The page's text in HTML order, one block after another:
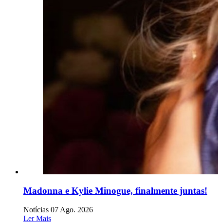
Madonna e Kylie Minogue, finalmente juntas!
Notícias 07 Ago. 2026
Ler Mais